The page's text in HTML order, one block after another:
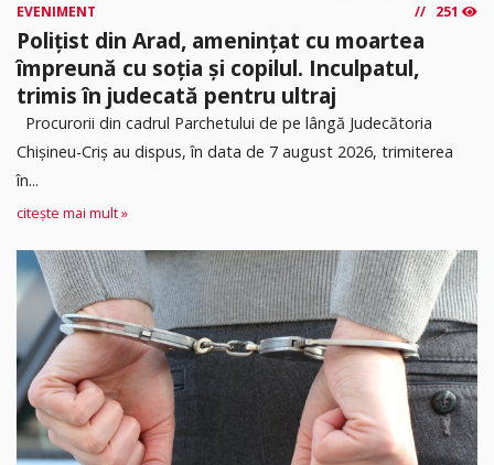
EVENIMENT 251
Polițist din Arad, amenințat cu moartea
împreună cu soția și copilul. Inculpatul,
trimis în judecată pentru ultraj
Procurorii din cadrul Parchetului de pe lângă Judecătoria
Chișineu-Criș au dispus, în data de 7 august 2026, trimiterea
în...
citește mai mult »